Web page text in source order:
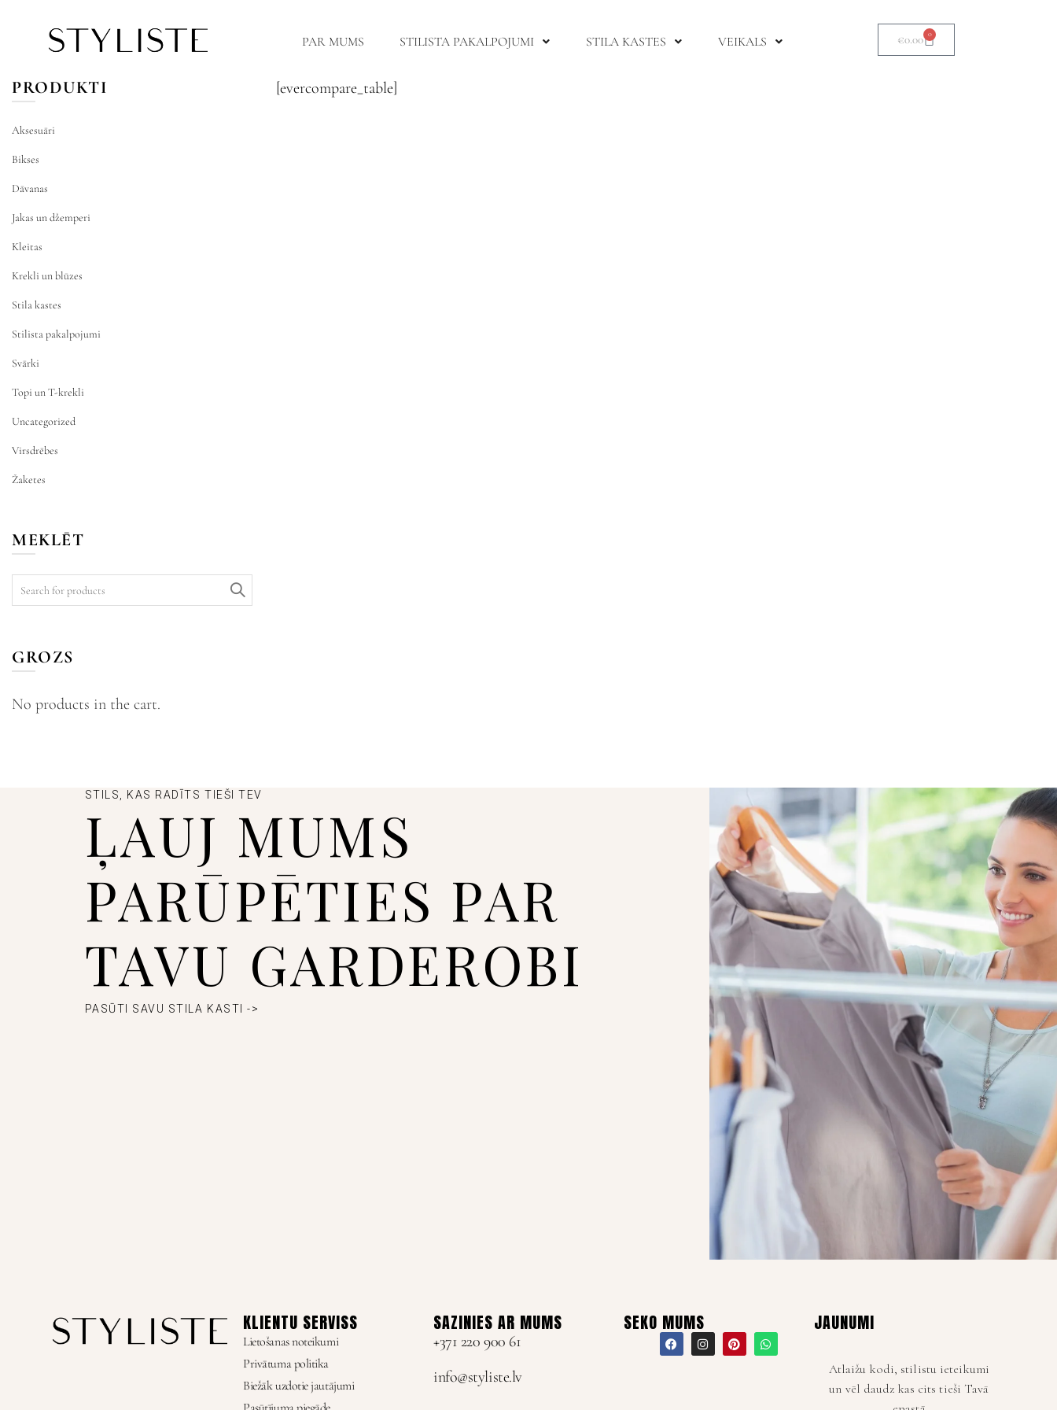
PAR MUMS STILISTA PAKALPOJUMI STILA KASTES VEIKALS €0.00 0
[evercompare_table]
PRODUKTI
Aksesuāri
Bikses
Dāvanas
Jakas un džemperi
Kleitas
Krekli un blūzes
Stila kastes
Stilista pakalpojumi
Svārki
Topi un T-krekli
Uncategorized
Virsdrēbes
Žaketes
MEKLĒT
GROZS
No products in the cart.
STILS, KAS RADĪTS TIEŠI TEV
ĻAUJ MUMS
PARŪPĒTIES PAR
TAVU GARDEROBI
PASŪTI SAVU STILA KASTI ->
KLIENTU SERVISS
Lietošanas noteikumi
Privātuma politika
Biežāk uzdotie jautājumi
SAZINIES AR MUMS
+371 220 900 61
info@styliste.lv
SEKO MUMS JAUNUMI
Atlaižu kodi, stilistu ieteikumi
un vēl daudz kas cits tieši Tavā